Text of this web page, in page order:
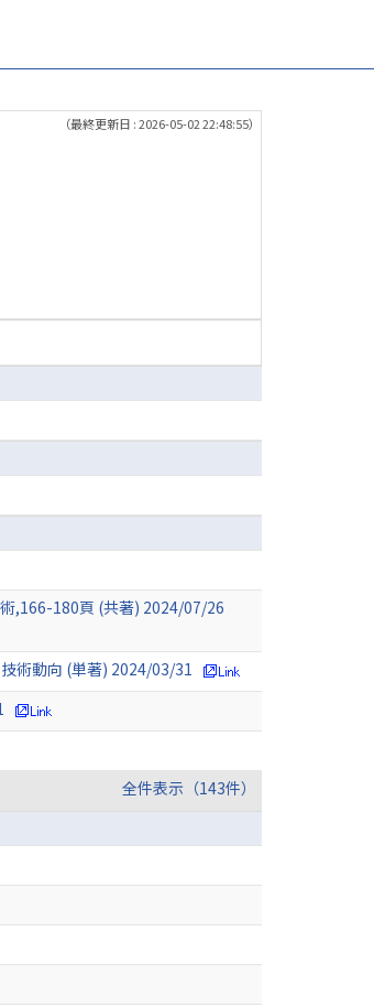
（最終更新日 : 2026-05-02 22:48:55）
,166-180頁 (共著) 2024/07/26
術動向 (単著) 2024/03/31
全件表示（143件）